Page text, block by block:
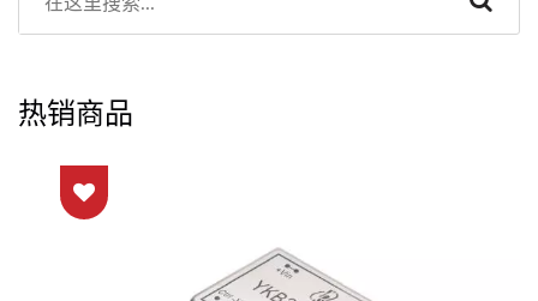
热销商品